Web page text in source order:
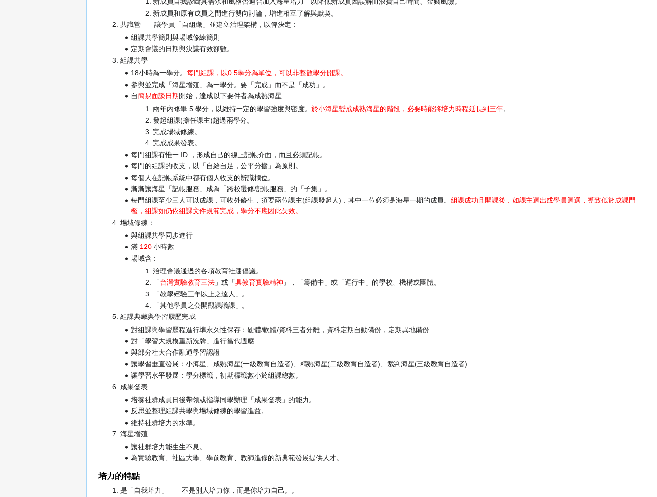
新成員自我診斷其需求和風格否適合加入海星培力，以降低新成員因誤解而浪費自己時間、金錢風險。
新成員和原有成員之間進行雙向討論，增進相互了解與默契。
共識營——讓學員「自組織」並建立治理架構，以俾決定：
組課共學簡則與場域修練簡則
定期會議的日期與決議有效額數。
組課共學
18小時為一學分。每門組課，以0.5學分為單位，可以非整數學分開課。
參與並完成「海星增殖」為一學分。要「完成」而不是「成功」。
自簡易面談日期開始，達成以下要件者為成熟海星：
兩年內修畢 5 學分，以維持一定的學習強度與密度。 於小海星變成成熟海星的階段，必要時能將培力時程延長到三年。
發起組課(擔任課主)超過兩學分。
完成場域修練。
完成成果發表。
每門組課有惟一 ID ，形成自己的線上記帳介面，而且必須記帳。
每門的組課的收支，以「自給自足，公平分擔」為原則。
每個人在記帳系統中都有個人收支的辨識欄位。
漸漸讓海星「記帳服務」成為「跨校選修/記帳服務」的「子集」。
每門組課至少三人可以成課，可收外修生，須要兩位課主(組課發起人)，其中一位必須是海星一期的成員。組課成功且開課後，如課主退出或學員退選，導致低於成課門
檻，組課如仍依組課文件規範完成，學分不應因此失效。
場域修練：
與組課共學同步進行
滿 120 小時數
場域含：
治理會議通過的各項教育社運倡議。
「台灣實驗教育三法」或「具教育實驗精神 」，「籌備中」或「運行中」的學校、機構或團體。
「教學經驗三年以上之達人」。
「其他學員之公開觀課議課」。
組課典藏與學習履歷完成
對組課與學習歷程進行準永久性保存：硬體/軟體/資料三者分離，資料定期自動備份，定期異地備份
對「學習大規模重新洗牌」進行當代適應
與部分社大合作融通學習認證
讓學習垂直發展：小海星、成熟海星(一級教育自造者)、精熟海星(二級教育自造者)、裁判海星(三級教育自造者)
讓學習水平發展：學分標籤，初期標籤數小於組課總數。
成果發表
培養社群成員日後帶領或指導同學辦理「成果發表」的能力。
反思並整理組課共學與場域修練的學習進益。
維持社群培力的水準。
海星增殖
讓社群培力能生生不息。
為實驗教育、社區大學、學前教育、教師進修的新典範發展提供人才。
培力的特點
是「自我培力」——不是別人培力你，而是你培力自己。。